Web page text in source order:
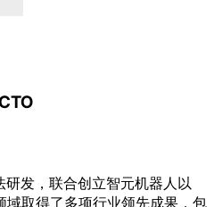
发，联合创立智元机器人以
取得了多项行业领先成果，包